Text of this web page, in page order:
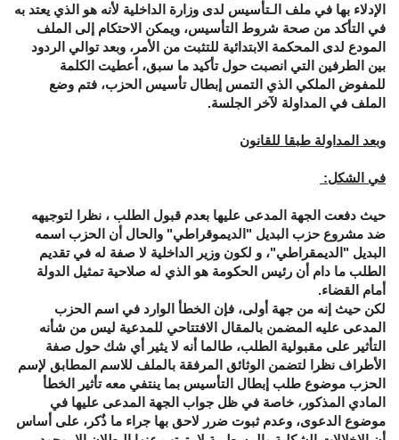
الإدلاء بها في ملف الـتأسيس لدى وزارة الداخلية لأنه هو الذي يعتد به
في التأكد من صحة شروط التأسيس، ويمكن الاحتكام إلى الملف
المودع لدى المحكمة الابتدائية للتثبت من الأمر، وبعد توالي الردود
بين الطرفين التي انصبت حول تأكيد ما سبق، أعطيت الكلمة
للمفوض الملكي الذي التمس إبطال تأسيس الحزب، فتم وضع
الملف في المداولة لآخر الجلسة.
وبعد المداولة طبقا للقانون
في الشكل:
حيث دفعت الجهة المدعى عليها بعدم قبول الطلب ، نظرا لتوجيهه
ضد مشروع حزب البديل "الديموقراطي" والحال أن الحزب اسمه
البديل "الديمقراطي"، و لكون وزير الداخلية لا صفة له في تقديم
الطلب ما دام أن رئيس الحكومة هو الذي له صلاحية تمثيل الدولة
أمام القضاء.
لكن حيث إنه من جهة أولى، فإن الخطأ الوارد في اسم الحزب
المدعى عليه المضمن بالمقال الافتتاحي للمدعية ليس من شأنه
التأثير على مقبولية الطلب، طالما أنه لا يثير أي شك حول صفة
الأطراف نظرا لتضمن الوثائق المرفقة بالملف للاسم المطابق لإسم
الحزب موضوع طلب إبطال التأسيس بما ينتفي معه تأثير الخطأ
المادي المذكور، خاصة في ظل جواب الجهة المدعى عليها في
موضوع الدعوى، وعدم ثبوت ضرر لاحق بها جراء ما ذُكر، على أساس